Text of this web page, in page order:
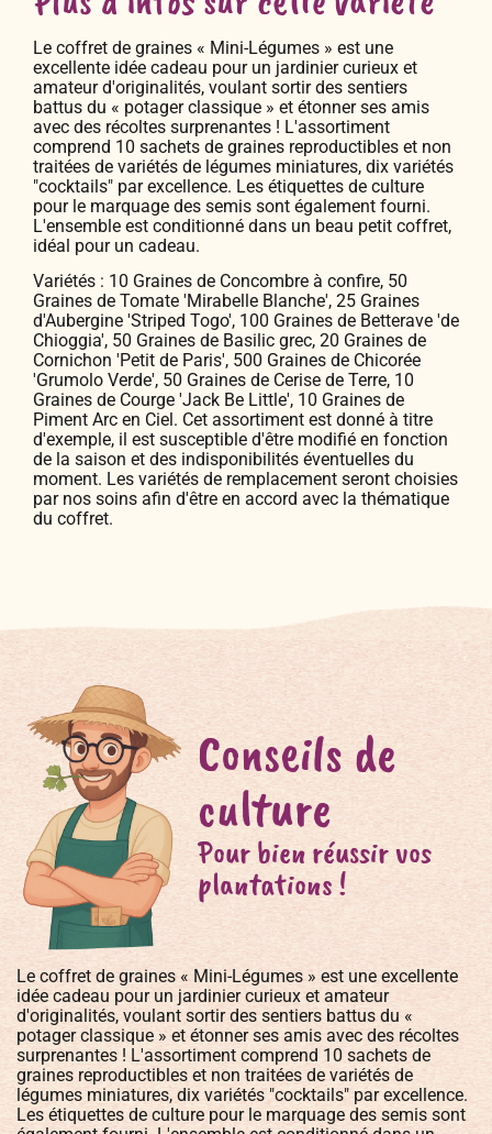
Le coffret de graines « Mini-Légumes » est une
excellente idée cadeau pour un jardinier curieux et
amateur d'originalités, voulant sortir des sentiers
battus du « potager classique » et étonner ses amis
avec des récoltes surprenantes ! L'assortiment
comprend 10 sachets de graines reproductibles et non
traitées de variétés de légumes miniatures, dix variétés
"cocktails" par excellence. Les étiquettes de culture
pour le marquage des semis sont également fourni.
L'ensemble est conditionné dans un beau petit coffret,
idéal pour un cadeau.
Variétés : 10 Graines de Concombre à confire, 50
Graines de Tomate 'Mirabelle Blanche', 25 Graines
d'Aubergine 'Striped Togo', 100 Graines de Betterave 'de
Chioggia', 50 Graines de Basilic grec, 20 Graines de
Cornichon 'Petit de Paris', 500 Graines de Chicorée
'Grumolo Verde', 50 Graines de Cerise de Terre, 10
Graines de Courge 'Jack Be Little', 10 Graines de
Piment Arc en Ciel. Cet assortiment est donné à titre
d'exemple, il est susceptible d'être modifié en fonction
de la saison et des indisponibilités éventuelles du
moment. Les variétés de remplacement seront choisies
par nos soins afin d'être en accord avec la thématique
du coffret.
Conseils de
culture
Pour bien réussir vos
plantations !
Le coffret de graines « Mini-Légumes » est une excellente
idée cadeau pour un jardinier curieux et amateur
d'originalités, voulant sortir des sentiers battus du «
potager classique » et étonner ses amis avec des récoltes
surprenantes ! L'assortiment comprend 10 sachets de
graines reproductibles et non traitées de variétés de
légumes miniatures, dix variétés "cocktails" par excellence.
Les étiquettes de culture pour le marquage des semis sont